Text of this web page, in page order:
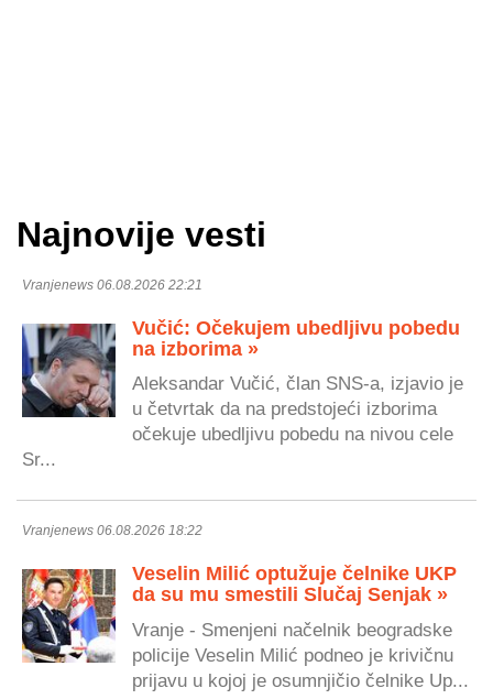
Najnovije vesti
Vranjenews 06.08.2026 22:21
Vučić: Očekujem ubedljivu pobedu
na izborima »
Aleksandar Vučić, član SNS-a, izjavio je
u četvrtak da na predstojeći izborima
očekuje ubedljivu pobedu na nivou cele
Sr...
Vranjenews 06.08.2026 18:22
Veselin Milić optužuje čelnike UKP
da su mu smestili Slučaj Senjak »
Vranje - Smenjeni načelnik beogradske
policije Veselin Milić podneo je krivičnu
prijavu u kojoj je osumnjičio čelnike Up...